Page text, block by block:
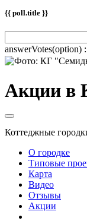
{{ poll.title }}
answerVotes(option)
Акции в
Коттеджные
О городке
Типовые
Карта
Видео
Отзывы
Акции